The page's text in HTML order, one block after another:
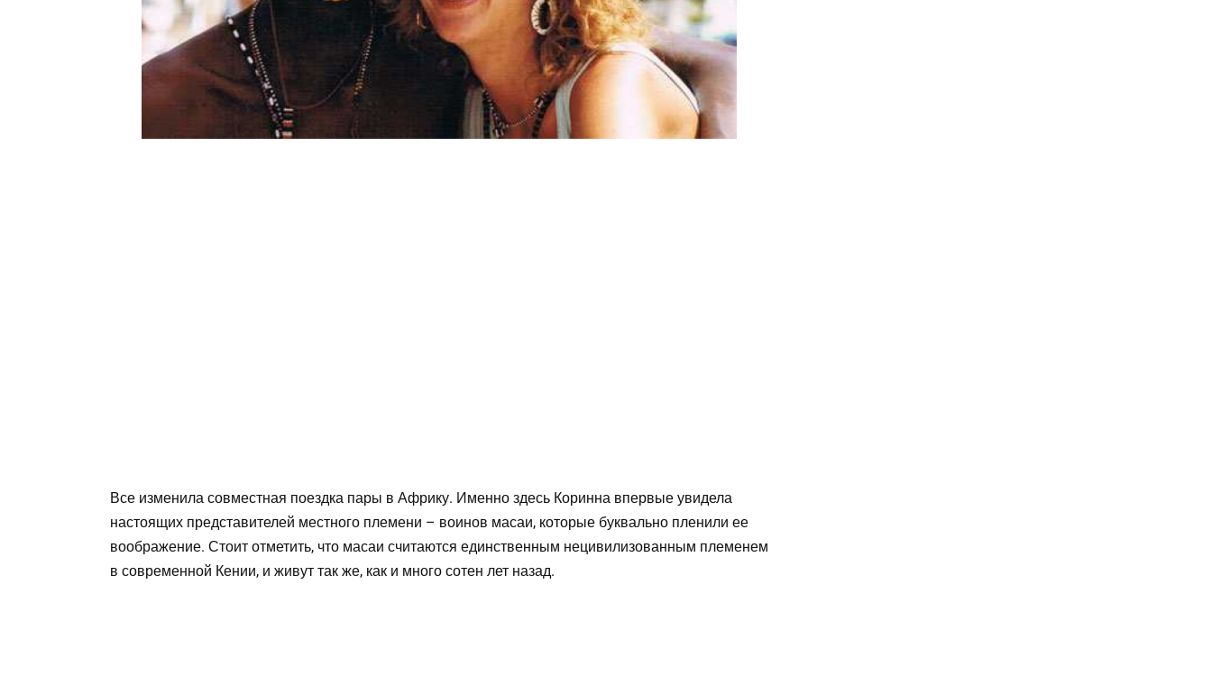
Все изменила совместная поездка пары в Африку. Именно здесь Коринна впервые увидела
настоящих представителей местного племени – воинов масаи, которые буквально пленили ее
воображение. Стоит отметить, что масаи считаются единственным нецивилизованным племенем
в современной Кении, и живут так же, как и много сотен лет назад.